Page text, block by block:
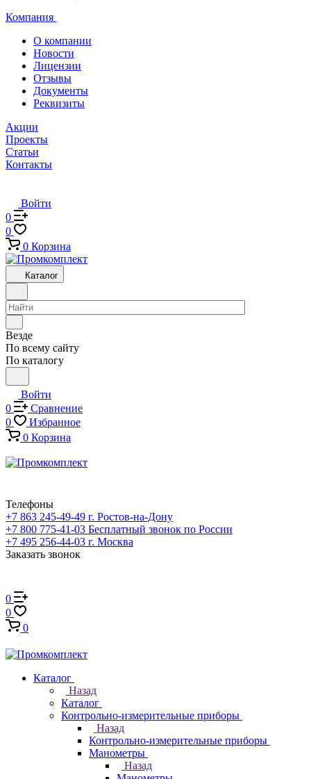
Компания
О компании
Новости
Лицензии
Отзывы
Документы
Реквизиты
Акции
Проекты
Статьи
Контакты
Войти
0
0
0 Корзина
Каталог
Везде
По всему сайту
По каталогу
Войти
0
Сравнение
0
Избранное
0 Корзина
Телефоны
+7 863 245-49-49 г. Ростов-на-Дону
+7 800 775-41-03 Бесплатный звонок по России
+7 495 256-44-03 г. Москва
Заказать звонок
0
0
0
Каталог
Назад
Каталог
Контрольно-измерительные приборы
Назад
Контрольно-измерительные приборы
Манометры
Назад